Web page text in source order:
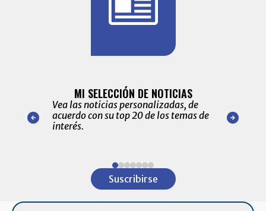
nuestro
para
MI SELECCIÓN DE NOTICIAS
Vea las noticias personalizadas, de
acuerdo con su top 20 de los temas de
interés.
de las
Suscribirse